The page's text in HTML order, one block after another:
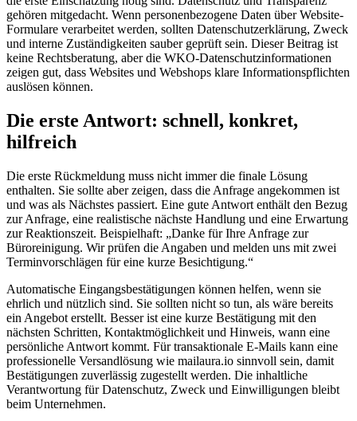
gehören mitgedacht. Wenn personenbezogene Daten über Website-
Formulare verarbeitet werden, sollten Datenschutzerklärung, Zweck
und interne Zuständigkeiten sauber geprüft sein. Dieser Beitrag ist
keine Rechtsberatung, aber die WKO-Datenschutzinformationen
zeigen gut, dass Websites und Webshops klare Informationspflichten
auslösen können.
Die erste Antwort: schnell, konkret,
hilfreich
Die erste Rückmeldung muss nicht immer die finale Lösung
enthalten. Sie sollte aber zeigen, dass die Anfrage angekommen ist
und was als Nächstes passiert. Eine gute Antwort enthält den Bezug
zur Anfrage, eine realistische nächste Handlung und eine Erwartung
zur Reaktionszeit. Beispielhaft: „Danke für Ihre Anfrage zur
Büroreinigung. Wir prüfen die Angaben und melden uns mit zwei
Terminvorschlägen für eine kurze Besichtigung.“
Automatische Eingangsbestätigungen können helfen, wenn sie
ehrlich und nützlich sind. Sie sollten nicht so tun, als wäre bereits
ein Angebot erstellt. Besser ist eine kurze Bestätigung mit den
nächsten Schritten, Kontaktmöglichkeit und Hinweis, wann eine
persönliche Antwort kommt. Für transaktionale E-Mails kann eine
professionelle Versandlösung wie mailaura.io sinnvoll sein, damit
Bestätigungen zuverlässig zugestellt werden. Die inhaltliche
Verantwortung für Datenschutz, Zweck und Einwilligungen bleibt
beim Unternehmen.